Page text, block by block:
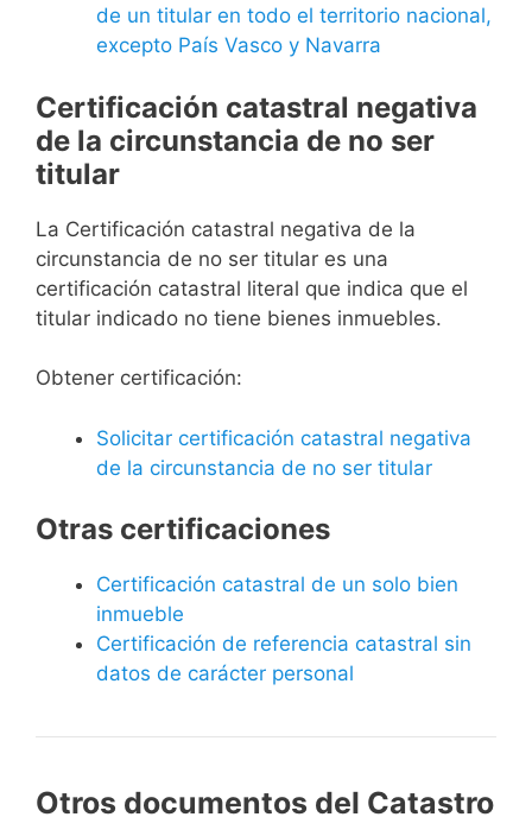
de un titular en todo el territorio nacional,
excepto País Vasco y Navarra
Certificación catastral negativa
de la circunstancia de no ser
titular
La Certificación catastral negativa de la
circunstancia de no ser titular es una
certificación catastral literal que indica que el
titular indicado no tiene bienes inmuebles.
Obtener certificación:
Solicitar certificación catastral negativa
de la circunstancia de no ser titular
Otras certificaciones
Certificación catastral de un solo bien
inmueble
Certificación de referencia catastral sin
datos de carácter personal
Otros documentos del Catastro